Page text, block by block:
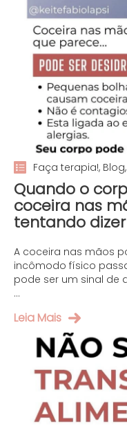
Faça terapia!,
Quando o
coceira nas
tentando dizer
A coceira nas mãos
incômodo físico
pode ser um sinal de
...
Leia Mais